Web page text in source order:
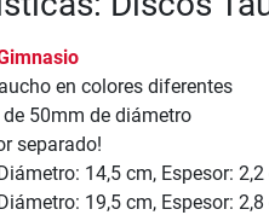
en colores diferentes
50mm de diámetro
separado!
14,5 cm, Espesor: 2,2
19,5 cm, Espesor: 2,8